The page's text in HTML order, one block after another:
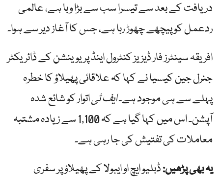
دریافت کے بعد سے تیسرا سب سے بڑا وبا ہے، عالمی
ردعمل کو پیچھے چھوڑ رہا ہے، جس کا آغاز دیر سے ہوا۔
افریقہ سینٹرز فار ڈیزیز کنٹرول اینڈ پریوینشن کے ڈائریکٹر
جنرل جین کیسیا نے کہا کہ علاقائی پھیلاؤ کا خطرہ
پہلے سے ہی موجود ہے۔ایف ٹیاتوار کو شائع شدہ
آپشن۔ اس میں کہا گیا ہے کہ 1,100 سے زیادہ مشتبہ
معاملات کی تفتیش کی جا رہی ہے۔
یہ بھی پڑھیں:ڈبلیو ایچ او ایبولا کے پھیلاؤ پر سفری